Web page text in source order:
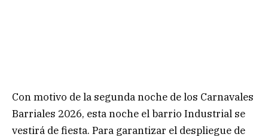
Con motivo de la segunda noche de los Carnavales
Barriales 2026, esta noche el barrio Industrial se
vestirá de fiesta. Para garantizar el despliegue de